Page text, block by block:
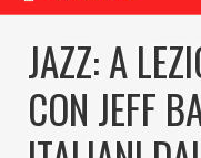
JAZZ: A
CON JEFF